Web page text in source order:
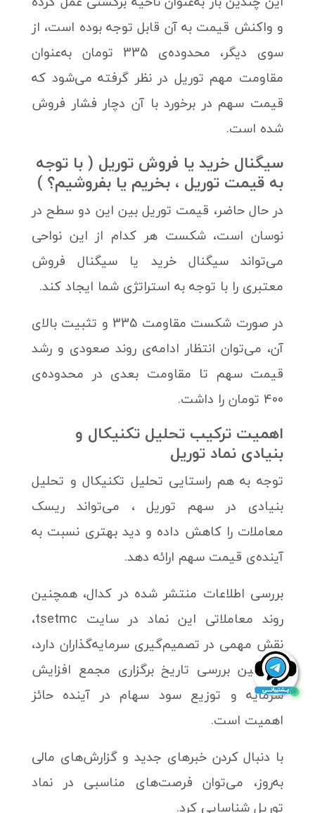
و واکنش قیمت به آن قابل توجه بوده است، از
سوی دیگر، محدوده‌ی 335 تومان به‌عنوان
مقاومت مهم توریل در نظر گرفته می‌شود که
قیمت سهم در برخورد با آن دچار فشار فروش
شده است.
سیگنال خرید یا فروش توریل ( با توجه
به قیمت توریل ، بخریم یا بفروشیم؟ )
در حال حاضر، قیمت توریل بین این دو سطح در
نوسان است، شکست هر کدام از این نواحی
می‌تواند سیگنال خرید یا سیگنال فروش
معتبری را با توجه به استراتژی شما ایجاد کند.
در صورت شکست مقاومت 335 و تثبیت بالای
آن، می‌توان انتظار ادامه‌ی روند صعودی و رشد
قیمت سهم تا مقاومت بعدی در محدوده‌ی
400 تومان را داشت.
اهمیت ترکیب تحلیل تکنیکال و
بنیادی نماد توریل
توجه به هم راستایی تحلیل تکنیکال و تحلیل
بنیادی در سهم توریل ، می‌تواند ریسک
معاملات را کاهش داده و دید بهتری نسبت به
آینده‌ی قیمت سهم ارائه دهد.
بررسی اطلاعات منتشر شده در کدال، همچنین
روند معاملاتی این نماد در سایت tsetmc،
نقش مهمی در تصمیم‌گیری سرمایه‌گذاران دارد،
همچنین بررسی تاریخ برگزاری مجمع افزایش
سرمایه و توزیع سود سهام در آینده حائز
اهمیت است.
با دنبال کردن خبرهای جدید و گزارش‌های مالی
به‌روز، می‌توان فرصت‌های مناسبی در نماد
توریل شناسایی کرد.